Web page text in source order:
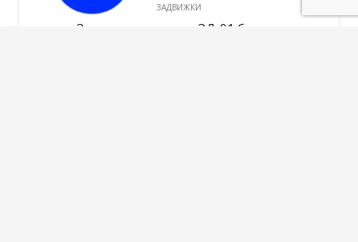
ЗАДВИЖКИ
Задвижка дверная ЗД-01 бронза